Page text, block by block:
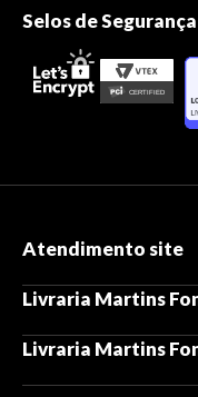
Selos de Segurança
Atendimento site
Livraria Martins
Livraria Martins